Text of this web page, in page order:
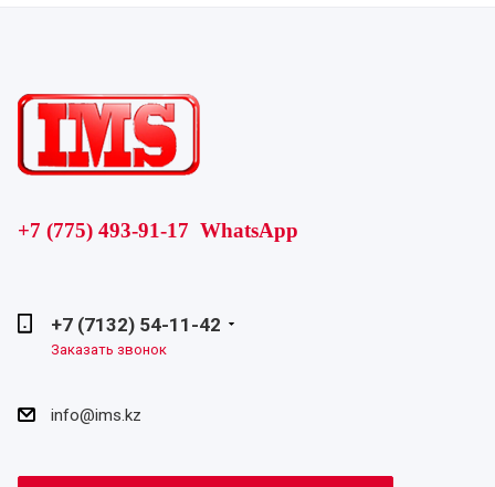
+7 (775) 493-91-17 WhatsApp
+7 (7132) 54-11-42
Заказать звонок
info@ims.kz